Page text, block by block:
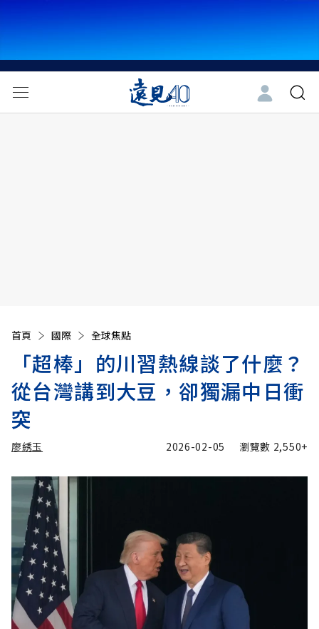
首頁 國際 全球焦點
「超棒」的川習熱線談了什麼？
從台灣講到大豆，卻獨漏中日衝
突
廖綉玉 2026-02-05 瀏覽數 2,550+